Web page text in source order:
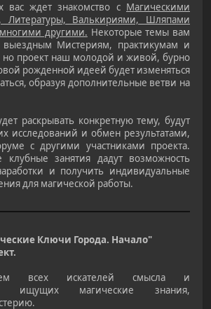
вас ждет знакомство с Магическими
Литературы, Валькириями, Шляпами
другими. Некоторые темы вам
Мистериям, практикумам и
но проект наш молодой и живой, бурно
рожденной идеей будет изменяться
образуя дополнительные ветви на
раскрывать конкретную тему, будут
исследований и обмен результатами,
с другими участниками проекта.
клубные занятия дадут возможность
и получить индивидуальные
для магической работы.
Ключи Города. Начало"
всех искателей смысла и
ищущих магические знания,